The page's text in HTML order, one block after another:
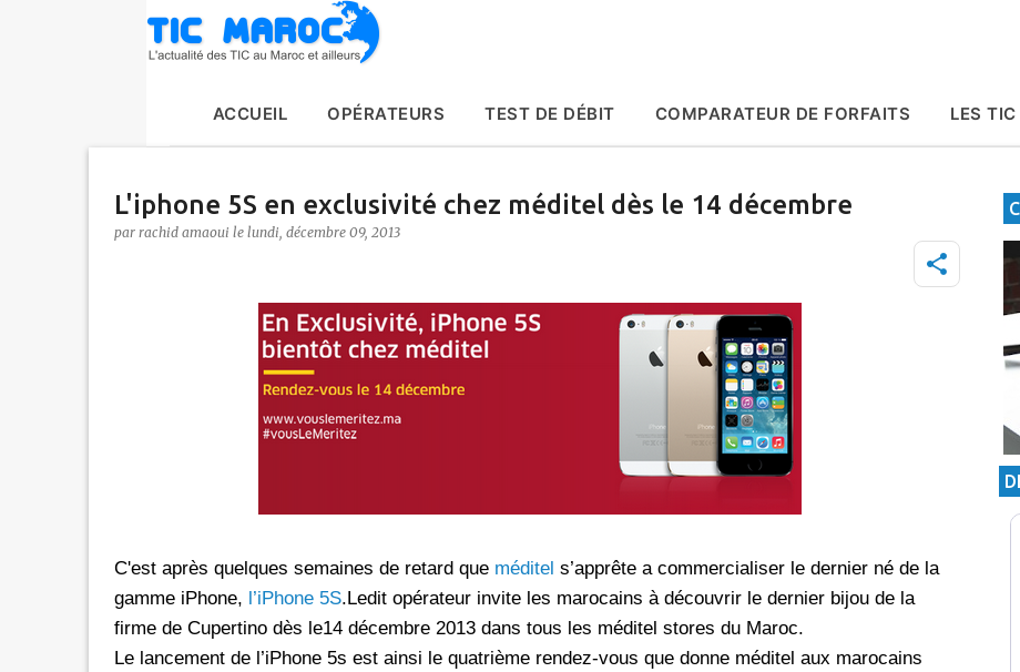
ACCUEIL OPÉRATEURS TEST DE DÉBIT COMPARATEUR DE FORFAITS LES
L'iphone 5S en exclusivité chez méditel dès le 14 décembre
par rachid amaoui le lundi, décembre 09, 2013
C'est après quelques semaines de retard que méditel s’apprête a commercialiser le dernier né de la
gamme iPhone, l’iPhone 5S.Ledit opérateur invite les marocains à découvrir le dernier bijou de la
firme de Cupertino dès le14 décembre 2013 dans tous les méditel stores du Maroc.
Le lancement de l’iPhone 5s est ainsi le quatrième rendez-vous que donne méditel aux marocains
de 30 Dh donne dorénavant un
réseaux sociaux chez Orange.
d'une offre promotionnelle qui
avec *6
A l'instar de Maroc Telecom et Orange, inwi fait
bénéficier ses clients prépayés d'un accès à
certains réseaux sociaux. A 5 Dh, le client aura
Internet
Nouveau! Orange Maroc multiplie les recharges
de ses clients mobiles en prépayé par 25 et ce,
pour toute recharge de 30 Dh ou plus. De plus,